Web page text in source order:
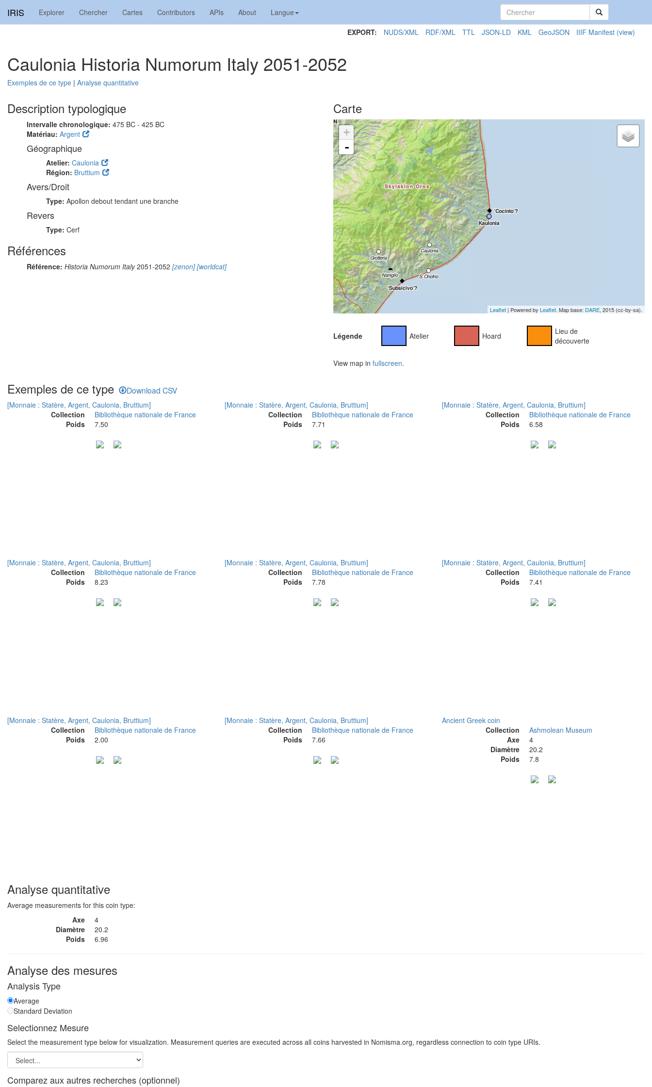
IRIS Explorer Chercher Cartes Contributors APIs About Langue
EXPORT: NUDS/XML RDF/XML TTL JSON-LD KML GeoJSON IIIF Manifest (view)
Caulonia Historia Numorum Italy 2051-2052
Exemples de ce type | Analyse quantitative
Description typologique
Intervalle chronologique: 475 BC - 425 BC
Matériau: Argent
Géographique
Atelier: Caulonia
Région: Bruttium
Avers/Droit
Type: Apollon debout tendant une branche
Revers
Type: Cerf
Références
Référence: Historia Numorum Italy2051-2052 [zenon][worldcat]
Carte
+
-
Leaflet | Powered by Leaflet. Map base: DARE, 2015 (cc-by-sa).
Légende Atelier Hoard
Lieu de
découverte
View map in fullscreen.
Exemples de ce type Download CSV
[Monnaie : Statère, Argent, Caulonia, Bruttium]
Collection
Bibliothèque nationale de France
Poids
7.50
[Monnaie : Statère, Argent, Caulonia, Bruttium]
Collection
Bibliothèque nationale de France
Poids
7.71
[Monnaie : Statère, Argent, Caulonia, Bruttium]
Collection
Bibliothèque nationale de France
Poids
6.58
[Monnaie : Statère, Argent, Caulonia, Bruttium]
Collection
Bibliothèque nationale de France
Poids
8.23
[Monnaie : Statère, Argent, Caulonia, Bruttium]
Collection
Bibliothèque nationale de France
Poids
7.78
[Monnaie : Statère, Argent, Caulonia, Bruttium]
Collection
Bibliothèque nationale de France
Poids
7.41
[Monnaie : Statère, Argent, Caulonia, Bruttium]
Collection
Bibliothèque nationale de France
Poids
2.00
[Monnaie : Statère, Argent, Caulonia, Bruttium]
Collection
Bibliothèque nationale de France
Poids
7.66
Ancient Greek coin
Collection
Ashmolean Museum
Axe
4
Diamètre
20.2
Poids
7.8
Analyse quantitative
Average measurements for this coin type:
Axe
4
Diamètre
20.2
Poids
6.96
Analyse des mesures
Analysis Type
Average
Standard Deviation
Selectionnez Mesure
Select the measurement type below for visualization. Measurement queries are executed across all coins harvested in Nomisma.org, regardless connection to coin type URIs.
Comparez aux autres recherches (optionnel)